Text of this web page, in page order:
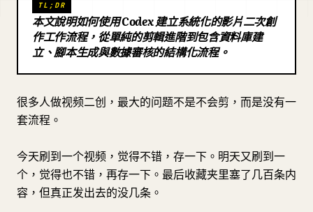
下載
部落格
更新
TL;DR
本文說明如何使用 Codex 建立系統化的影片二次創
作工作流程，從單純的剪輯進階到包含資料庫建
立、腳本生成與數據審核的結構化流程。
很多人做视频二创，最大的问题不是不会剪，而是没有一
套流程。
今天刷到一个视频，觉得不错，存一下。明天又刷到一
个，觉得也不错，再存一下。最后收藏夹里塞了几百条内
容，但真正发出去的没几条。